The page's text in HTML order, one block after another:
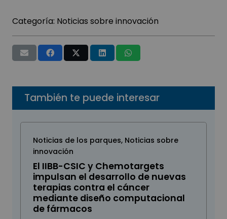
Categoría: Noticias sobre innovación
También te puede interesar
Noticias de los parques, Noticias sobre
innovación
El IIBB-CSIC y Chemotargets
impulsan el desarrollo de nuevas
terapias contra el cáncer
mediante diseño computacional
de fármacos